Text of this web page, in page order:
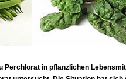
in pflanzlichen